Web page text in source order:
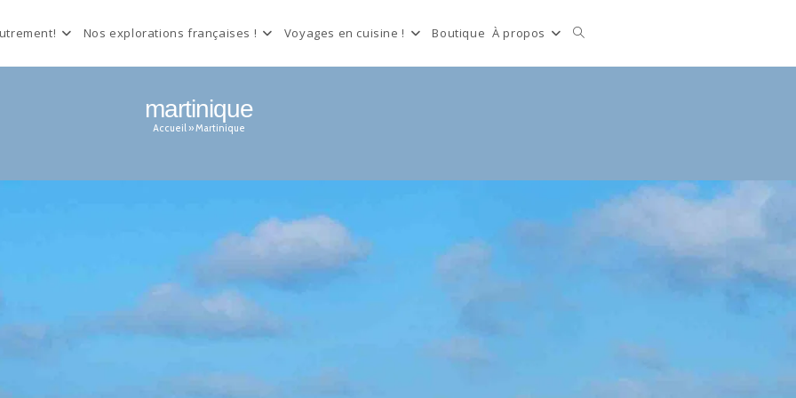
Nos explorations françaises ! Voyages en cuisine ! Boutique À propos Toggle
martinique
Accueil»Martinique